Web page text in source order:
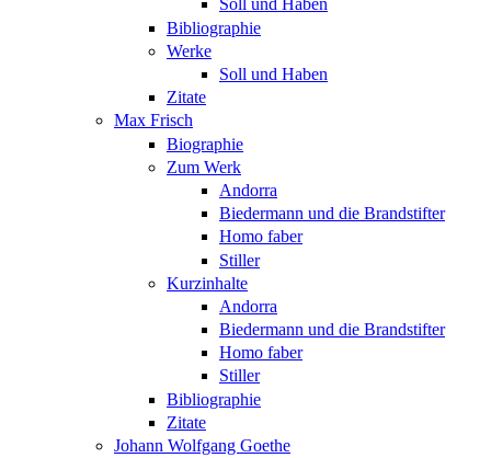
Soll und Haben
Bibliographie
Werke
Soll und Haben
Zitate
Max Frisch
Biographie
Zum Werk
Andorra
Biedermann und die Brandstifter
Homo faber
Stiller
Kurzinhalte
Andorra
Biedermann und die Brandstifter
Homo faber
Stiller
Bibliographie
Zitate
Johann Wolfgang Goethe